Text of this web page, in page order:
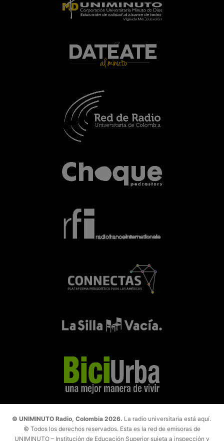
© UNIMINUTO Radio, Colombia 2026. La radio universitaria está aquí.
© Todos los derechos reservados. Esta es la red de emisoras de
UNIMINUTO – Institución de Educación Superior sujeta a inspección y